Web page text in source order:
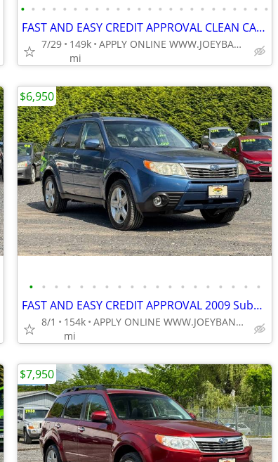
• • • • • • • • • • • • • • • • • • • • • • • •
FAST AND EASY CREDIT APPROVAL CLEAN CARFAX!! 2012 GMC Terrain SLE-2
7/29
149k
mi
APPLY ONLINE WWW.JOEYBANK.COM OR MAKE CASH OFFER
• • • • • • • • • • • • • • • • • • •
FAST AND EASY CREDIT APPROVAL 2009 Subaru Forester 2.5 X Limited AWD W
8/1
154k
mi
APPLY ONLINE WWW.JOEYBANK.COM OR MAKE CASH OFFER
$6,950
$7,950